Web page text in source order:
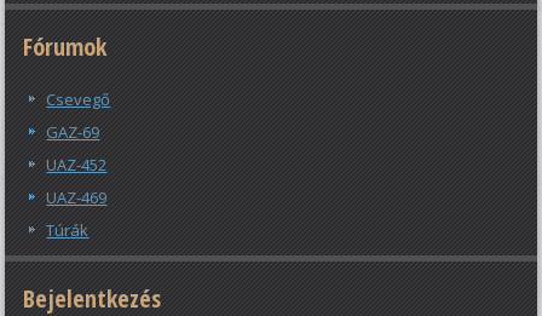
Fórumok
Csevegő
GAZ-69
UAZ-452
UAZ-469
Túrák
Bejelentkezés